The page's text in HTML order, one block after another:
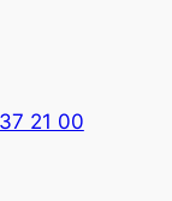
21 00